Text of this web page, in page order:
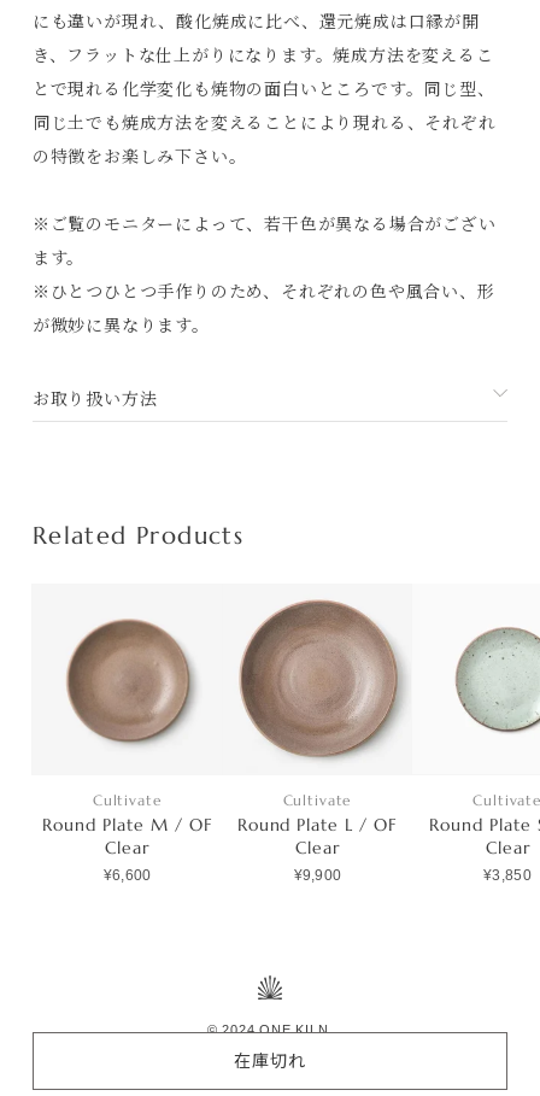
Contact
プライバシーポリシー
特定商取引法に基づく表記
在庫切れ
にも違いが現れ、酸化焼成に比べ、還元焼成は口縁が開
き、フラットな仕上がりになります。焼成方法を変えるこ
とで現れる化学変化も焼物の面白いところです。同じ型、
同じ土でも焼成方法を変えることにより現れる、それぞれ
の特徴をお楽しみ下さい。
※ご覧のモニターによって、若干色が異なる場合がござい
ます。
※ひとつひとつ手作りのため、それぞれの色や風合い、形
が微妙に異なります。
お取り扱い方法
Related Products
Cultivate
Round Plate M / OF
Clear
¥6,600
Cultivate
Round Plate L / OF
Clear
¥9,900
Round Plate
Clear
¥3,850
© 2024 ONE KILN.